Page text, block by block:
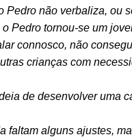
não verbaliza, ou
Pedro tornou-se um
connosco, não
crianças com
de desenvolver uma
alguns ajustes,